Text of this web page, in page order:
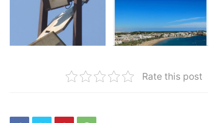
Rate this post